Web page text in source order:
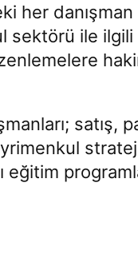
her
sektörü ile
satış,
eğitim